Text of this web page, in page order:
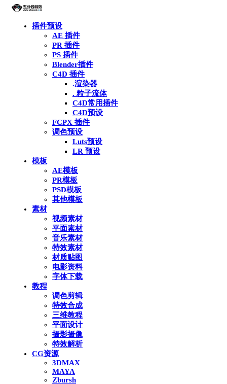
插件预设
AE 插件
PR 插件
PS 插件
Blender插件
C4D 插件
.渲染器
. 粒子流体
C4D常用插件
C4D预设
FCPX 插件
调色预设
Luts预设
LR 预设
模板
AE模板
PR模板
PSD模板
其他模板
素材
视频素材
平面素材
音乐素材
特效素材
材质贴图
电影资料
字体下载
教程
调色剪辑
特效合成
三维教程
平面设计
摄影摄像
特效解析
CG资源
3DMAX
MAYA
Zbursh